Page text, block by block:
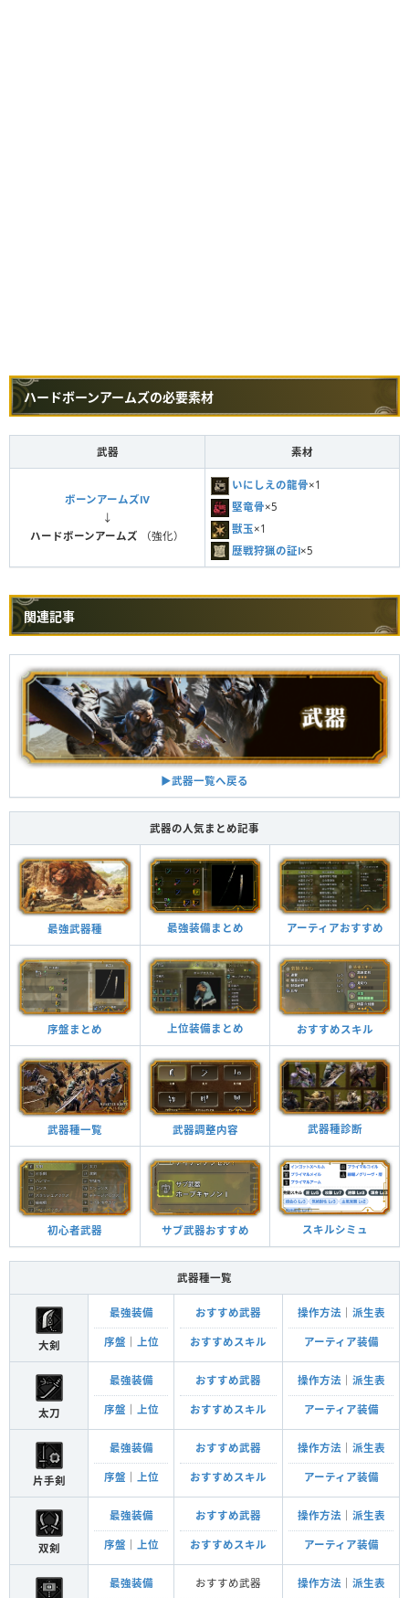
ハードボーンアームズの必要素材
武器 素材
ボーンアームズⅣ
↓
ハードボーンアームズ （強化）
いにしえの龍骨×1
堅竜骨×5
獣玉×1
歴戦狩猟の証Ⅰ×5
関連記事
▶︎武器一覧へ戻る
武器の人気まとめ記事
最強武器種 最強装備まとめ アーティアおすすめ
序盤まとめ 上位装備まとめ おすすめスキル
武器種一覧 武器調整内容 武器種診断
初心者武器 サブ武器おすすめ スキルシミュ
武器種一覧
大剣
最強装備
序盤 上位
おすすめ武器
おすすめスキル
操作方法 派生表
アーティア装備
太刀
最強装備
序盤 上位
おすすめ武器
おすすめスキル
操作方法 派生表
アーティア装備
片手剣
最強装備
序盤 上位
おすすめ武器
おすすめスキル
操作方法 派生表
アーティア装備
双剣
最強装備
序盤 上位
おすすめ武器
おすすめスキル
操作方法 派生表
アーティア装備
最強装備 おすすめ武器 操作方法 派生表